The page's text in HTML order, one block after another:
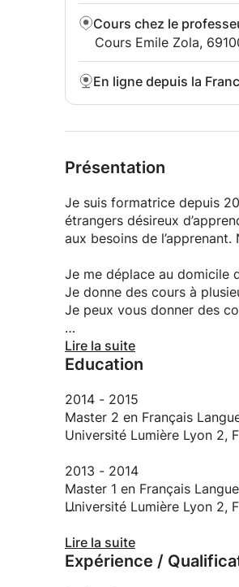
Cours chez le
Cours Emile Zola,
En ligne depuis la
Présentation
Je suis formatrice depuis
étrangers désireux
aux besoins de
Je me déplace au domicile
Je donne des cours à
Je peux vous donner des
Je suis professeur
Lire la suite
Education
2014 - 2015
Master 2 en Français
Université Lumière Lyon 2,
2013 - 2014
Master 1 en Français
Université Lumière Lyon 2,
2012 - 2013
Spécialisation en Français
Lire la suite
Expérience /